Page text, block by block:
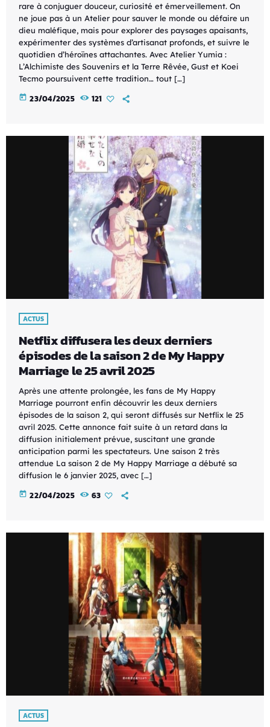
rare à conjuguer douceur, curiosité et émerveillement. On
ne joue pas à un Atelier pour sauver le monde ou défaire un
dieu maléfique, mais pour explorer des paysages apaisants,
expérimenter des systèmes d’artisanat profonds, et suivre le
quotidien d’héroïnes attachantes. Avec Atelier Yumia :
L’Alchimiste des Souvenirs et la Terre Rêvée, Gust et Koei
Tecmo poursuivent cette tradition… tout […]
today 23/04/2025 121
ACTUS
Netflix diffusera les deux derniers
épisodes de la saison 2 de My Happy
Marriage le 25 avril 2025
Après une attente prolongée, les fans de My Happy
Marriage pourront enfin découvrir les deux derniers
épisodes de la saison 2, qui seront diffusés sur Netflix le 25
avril 2025. Cette annonce fait suite à un retard dans la
diffusion initialement prévue, suscitant une grande
anticipation parmi les spectateurs.​ Une saison 2 très
attendue La saison 2 de My Happy Marriage a débuté sa
diffusion le 6 janvier 2025, avec […]
today 22/04/2025 63
ACTUS